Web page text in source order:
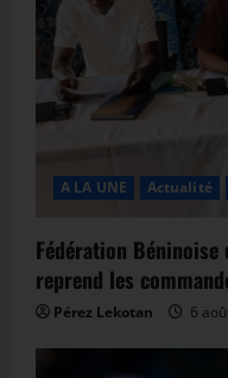
A LA UNE Actualité
Fédération
reprend les
Pérez Lekotan 6